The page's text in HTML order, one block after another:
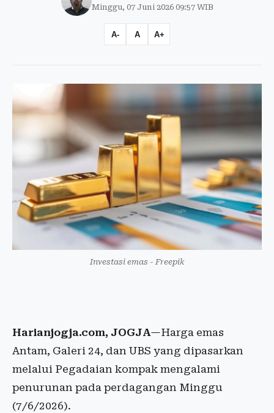
Minggu, 07 Juni 2026 09:57 WIB
A- A A+
Investasi emas - Freepik
Harianjogja.com, JOGJA—Harga emas
Antam, Galeri 24, dan UBS yang dipasarkan
melalui Pegadaian kompak mengalami
penurunan pada perdagangan Minggu
(7/6/2026).